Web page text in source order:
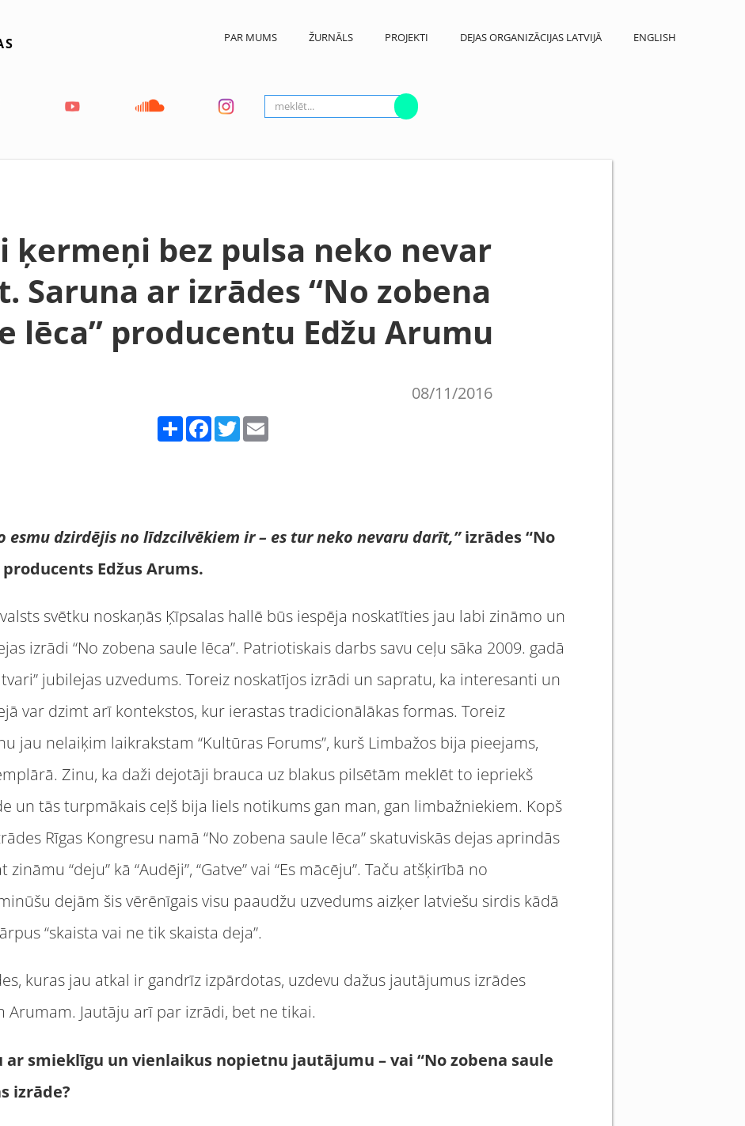
PAR MUMS ŽURNĀLS PROJEKTI DEJAS ORGANIZĀCIJAS LATVIJĀ ENGLISH
ķermeņi bez pulsa neko nevar
Saruna ar izrādes “No zobena
lēca” producentu Edžu Arumu
08/11/2016
Share FacebookTwitter
esmu dzirdējis no līdzcilvēkiem ir – es tur neko nevaru darīt,”izrādes “No
Edžus Arums.
svētku noskaņās Ķīpsalas hallē būs iespēja noskatīties jau labi zināmo un
izrādi “No zobena saule lēca”. Patriotiskais darbs savu ceļu sāka 2009. gadā
jubilejas uzvedums. Toreiz noskatījos izrādi un sapratu, ka interesanti un
var dzimt arī kontekstos, kur ierastas tradicionālākas formas. Toreiz
jau nelaiķim laikrakstam “Kultūras Forums”, kurš Limbažos bija pieejams,
Zinu, ka daži dejotāji brauca uz blakus pilsētām meklēt to iepriekš
un tās turpmākais ceļš bija liels notikums gan man, gan limbažniekiem. Kopš
Rīgas Kongresu namā “No zobena saule lēca” skatuviskās dejas aprindās
“deju” kā “Audēji”, “Gatve” vai “Es mācēju”. Taču atšķirībā no
dejām šis vērēnīgais visu paaudžu uzvedums aizķer latviešu sirdis kādā
“skaista vai ne tik skaista deja”.
kuras jau atkal ir gandrīz izpārdotas, uzdevu dažus jautājumus izrādes
Arumam. Jautāju arī par izrādi, bet ne tikai.
ar smieklīgu un vienlaikus nopietnu jautājumu – vai “No zobena saule
izrāde?